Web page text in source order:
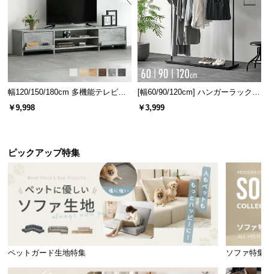
幅120/150/180cm 多機能テレビボ
ード 木目/石目調 オープン収納・
引き出し収納付き
￥9,998
[幅60/90/120cm] ハンガーラック
スチール 4段階高さ調節 サイドフ
ック オープンラック シンプル
￥3,999
ピックアップ特集
ペットガード生地特集 ソファ特集